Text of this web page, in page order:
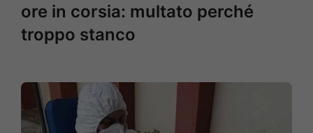
ore in corsia: multato perché
troppo stanco